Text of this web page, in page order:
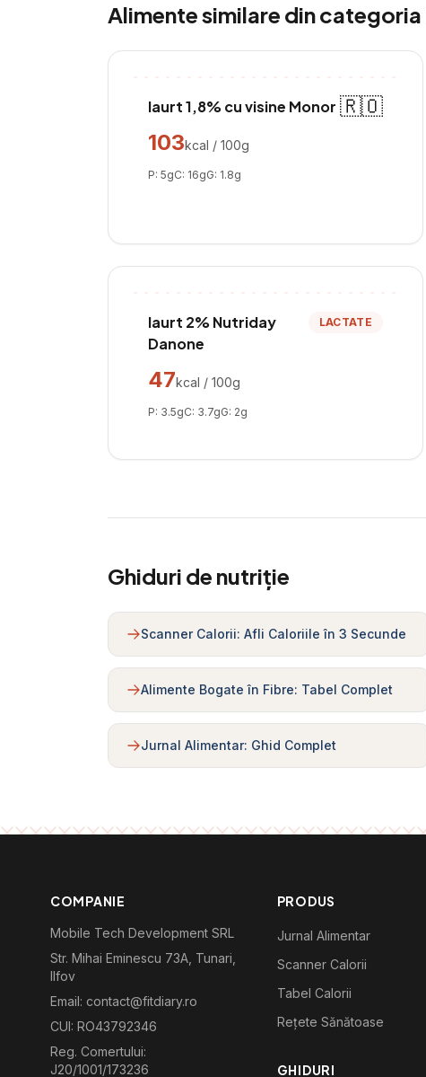
Alimente similare din categoria
Iaurt 1,8% cu visine Monor 🇷🇴
103kcal / 100g
P: 5gC: 16gG: 1.8g
Iaurt 2% Nutriday
Danone
LACTATE
47kcal / 100g
P: 3.5gC: 3.7gG: 2g
Ghiduri de nutriție
Scanner Calorii: Afli Caloriile în 3 Secunde
Alimente Bogate în Fibre: Tabel Complet
Jurnal Alimentar: Ghid Complet
COMPANIE
Mobile Tech Development SRL
Str. Mihai Eminescu 73A, Tunari,
Ilfov
Email: contact@fitdiary.ro
CUI: RO43792346
Reg. Comertului:
J20/1001/173236
PRODUS
Jurnal Alimentar
Scanner Calorii
Tabel Calorii
Rețete Sănătoase
GHIDURI